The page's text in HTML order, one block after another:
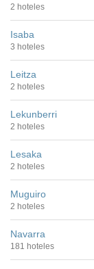
2 hoteles
Isaba
3 hoteles
Leitza
2 hoteles
Lekunberri
2 hoteles
Lesaka
2 hoteles
Muguiro
2 hoteles
Navarra
181 hoteles